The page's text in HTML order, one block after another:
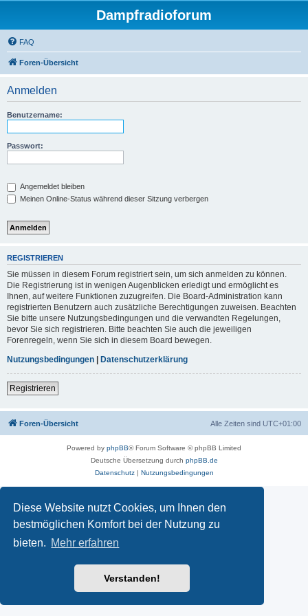
Diese Website nutzt Cookies, um Ihnen den
bestmöglichen Komfort bei der Nutzung zu
bieten. Mehr erfahren
Verstanden!
Dampfradioforum
FAQ
Foren-Übersicht
Anmelden
Benutzername:
Passwort:
Angemeldet bleiben
Meinen Online-Status während dieser Sitzung verbergen
REGISTRIEREN
Sie müssen in diesem Forum registriert sein, um sich anmelden zu können.
Die Registrierung ist in wenigen Augenblicken erledigt und ermöglicht es
Ihnen, auf weitere Funktionen zuzugreifen. Die Board-Administration kann
registrierten Benutzern auch zusätzliche Berechtigungen zuweisen. Beachten
Sie bitte unsere Nutzungsbedingungen und die verwandten Regelungen,
bevor Sie sich registrieren. Bitte beachten Sie auch die jeweiligen
Forenregeln, wenn Sie sich in diesem Board bewegen.
Nutzungsbedingungen | Datenschutzerklärung
Registrieren
Foren-Übersicht Alle Zeiten sind UTC+01:00
Powered by phpBB® Forum Software © phpBB Limited
Deutsche Übersetzung durch phpBB.de
Datenschutz| Nutzungsbedingungen